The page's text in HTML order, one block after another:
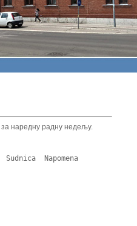
за наредну радну недељу.
Sudnica  Napomena